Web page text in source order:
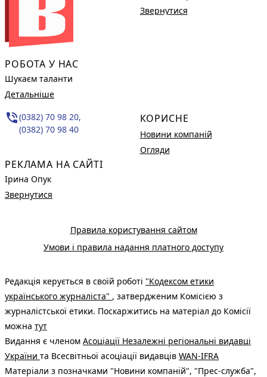
РОБОТА У НАС
Шукаєм таланти
Детальніше
phone_in_talk(0382) 70 98 20,
(0382) 70 98 40
РЕКЛАМА НА САЙТІ
Ірина Опук
Звернутися
Звернутися
КОРИСНЕ
Новини компаній
Огляди
Правила користування сайтом
Умови і правила надання платного доступу
Редакція керується в своїй роботі "Кодексом етики
українського журналіста" , затвердженим Комісією з
журналістської етики. Поскаржитись на матеріал до Комісії
можна тут
Видання є членом Асоціації Незалежні регіональні видавці
України та Всесвітньої асоціації видавців WAN-IFRA
Матеріали з позначками "Новини компаній", "Прес-служба",